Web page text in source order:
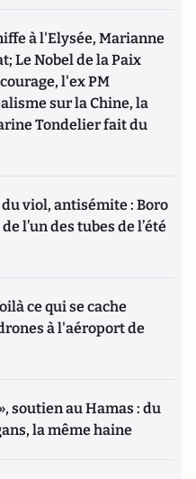
à l'Elysée, Marianne
Le Nobel de la Paix
l'ex PM
sur la Chine, la
Tondelier fait du
viol, antisémite : Boro
l’un des tubes de l’été
ce qui se cache
à l'aéroport de
soutien au Hamas : du
la même haine